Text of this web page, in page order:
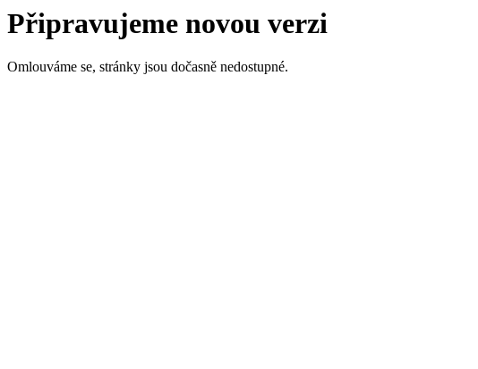
Připravujeme novou verzi
Omlouváme se, stránky jsou dočasně nedostupné.